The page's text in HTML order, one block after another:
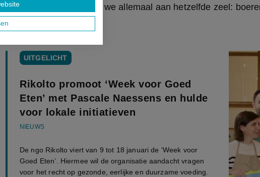
rug. Uiteindelijk trekken we allemaal aan hetzelfde zeel:
inkomen.”
UITGELICHT
Rikolto promoot ‘Week voor Goed
Eten’ met Pascale Naessens en hulde
voor lokale initiatieven
NIEUWS
De ngo Rikolto viert van 9 tot 18 januari de ‘Week voor
Goed Eten’. Hiermee wil de organisatie aandacht vragen
voor het recht op gezonde, eerlijke en duurzame voeding.